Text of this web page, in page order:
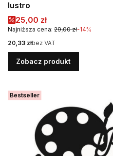
lustro
Cena promocyjna
25,00 zł
Najniższa cena: 29,00 zł-14%
Cena
20,33 złbez VAT
Zobacz produkt
Bestseller